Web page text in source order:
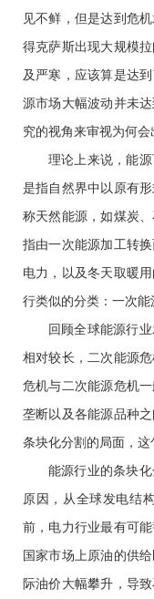
见不鲜，但是达到危
得克萨斯出现大规模
及严寒，应该算是达
源市场大幅波动并未
究的视角来审视为何会
理论上来说，能
是指自然界中以原有
称天然能源，如煤炭
指由一次能源加工转
电力，以及冬天取暖
行类似的分类：一次能
回顾全球能源行
相对较长，二次能源
危机与二次能源危机
垄断以及各能源品种
条块化分割的局面，这
能源行业的条块
原因，从全球发电结
前，电力行业最有可
国家市场上原油的供
际油价大幅攀升，导